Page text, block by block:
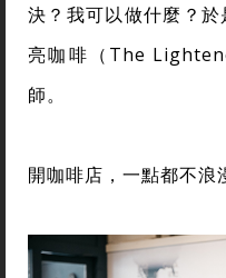
決？我可以做什麼？
亮咖啡（The
師。
開咖啡店，一點都不浪